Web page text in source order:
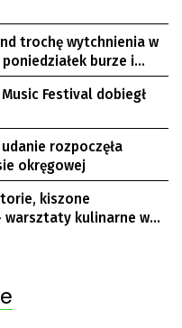
trochę wytchnienia w
burze i
Festival dobiegł
rozpoczęła
okręgowej
kiszone
warsztaty kulinarne w